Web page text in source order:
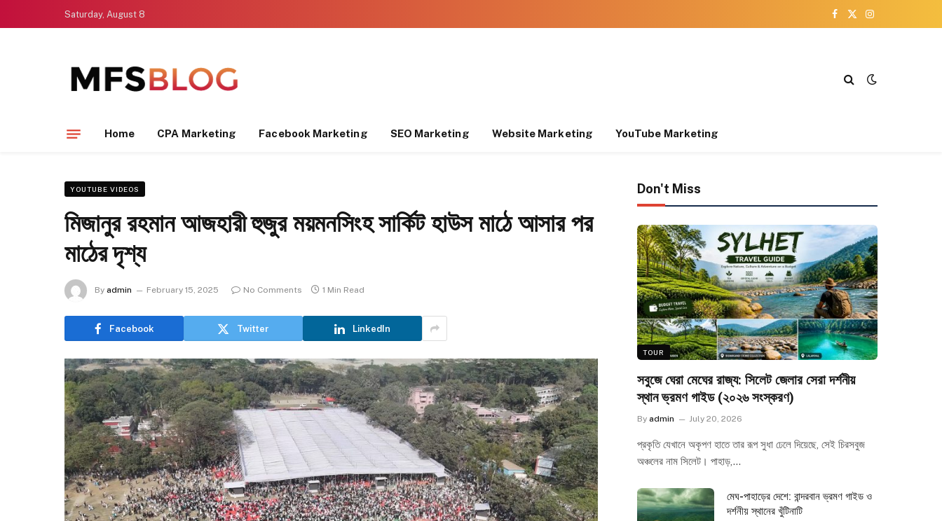
Saturday, August 8
Facebook
X
Instagram
Home CPA Marketing Facebook Marketing SEO Marketing Website Marketing YouTube Marketing
YOUTUBE VIDEOS
মিজানুর রহমান আজহারী হুজুর ময়মনসিংহ সার্কিট হাউস মাঠে আসার পর
মাঠের দৃশ্য
By admin February 15, 2025 No Comments 1 Min Read
Facebook Twitter LinkedIn
Don't Miss
TOUR
সবুজে ঘেরা মেঘের রাজ্য: সিলেট জেলার সেরা দর্শনীয়
স্থান ভ্রমণ গাইড (২০২৬ সংস্করণ)
By admin July 20, 2026
প্রকৃতি যেখানে অকৃপণ হাতে তার রূপ সুধা ঢেলে দিয়েছে, সেই চিরসবুজ
অঞ্চলের নাম সিলেট। পাহাড়,…
মেঘ-পাহাড়ের দেশে: বান্দরবান ভ্রমণ গাইড ও
দর্শনীয় স্থানের খুঁটিনাটি